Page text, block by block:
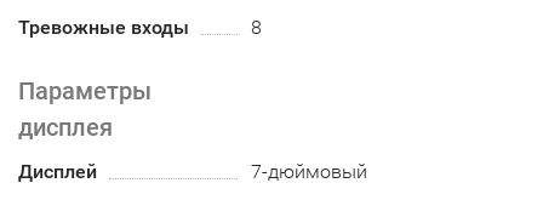
Тревожные входы
8
Параметры
дисплея
Дисплей
7-дюймовый